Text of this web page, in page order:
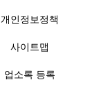
개인정보정책
사이트맵
업소록 등록